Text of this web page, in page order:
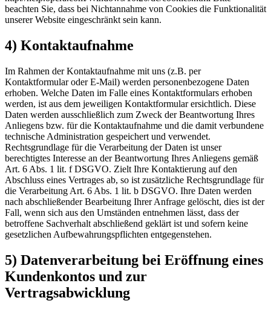
beachten Sie, dass bei Nichtannahme von Cookies die Funktionalität
unserer Website eingeschränkt sein kann.
4) Kontaktaufnahme
Im Rahmen der Kontaktaufnahme mit uns (z.B. per
Kontaktformular oder E-Mail) werden personenbezogene Daten
erhoben. Welche Daten im Falle eines Kontaktformulars erhoben
werden, ist aus dem jeweiligen Kontaktformular ersichtlich. Diese
Daten werden ausschließlich zum Zweck der Beantwortung Ihres
Anliegens bzw. für die Kontaktaufnahme und die damit verbundene
technische Administration gespeichert und verwendet.
Rechtsgrundlage für die Verarbeitung der Daten ist unser
berechtigtes Interesse an der Beantwortung Ihres Anliegens gemäß
Art. 6 Abs. 1 lit. f DSGVO. Zielt Ihre Kontaktierung auf den
Abschluss eines Vertrages ab, so ist zusätzliche Rechtsgrundlage für
die Verarbeitung Art. 6 Abs. 1 lit. b DSGVO. Ihre Daten werden
nach abschließender Bearbeitung Ihrer Anfrage gelöscht, dies ist der
Fall, wenn sich aus den Umständen entnehmen lässt, dass der
betroffene Sachverhalt abschließend geklärt ist und sofern keine
gesetzlichen Aufbewahrungspflichten entgegenstehen.
5) Datenverarbeitung bei Eröffnung eines
Kundenkontos und zur
Vertragsabwicklung